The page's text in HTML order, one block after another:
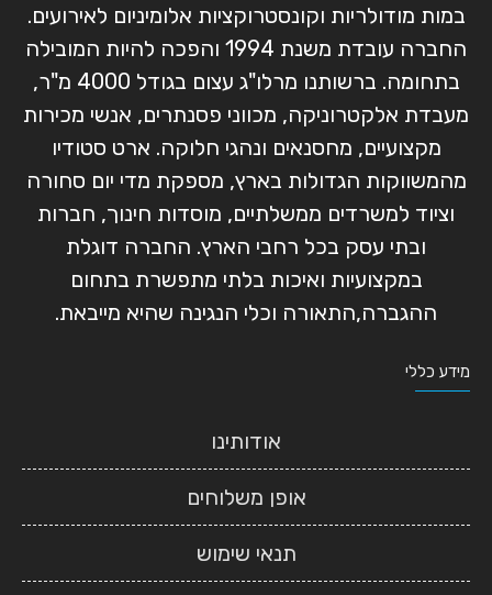
במות מודולריות וקונסטרוקציות אלומיניום לאירועים.
החברה עובדת משנת 1994 והפכה להיות המובילה
בתחומה. ברשותנו מרלו"ג עצום בגודל 4000 מ"ר,
מעבדת אלקטרוניקה, מכווני פסנתרים, אנשי מכירות
מקצועיים, מחסנאים ונהגי חלוקה. ארט סטודיו
מהמשווקות הגדולות בארץ, מספקת מדי יום סחורה
וציוד למשרדים ממשלתיים, מוסדות חינוך, חברות
ובתי עסק בכל רחבי הארץ. החברה דוגלת
במקצועיות ואיכות בלתי מתפשרת בתחום
ההגברה,התאורה וכלי הנגינה שהיא מייבאת.
מידע כללי
אודותינו
אופן משלוחים
תנאי שימוש